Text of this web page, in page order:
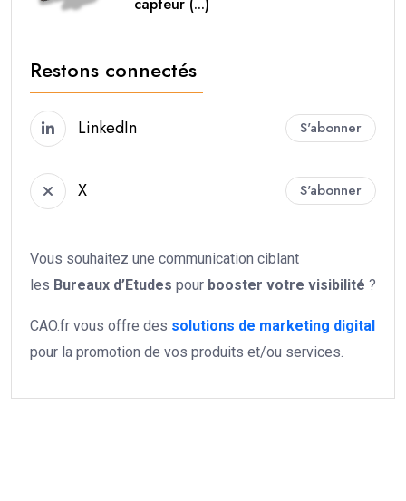
Restons connectés
LinkedIn S'abonner
X S'abonner
Vous souhaitez une communication ciblant
les Bureaux d’Etudes pour booster votre visibilité ?
CAO.fr vous offre des solutions de marketing digital
pour la promotion de vos produits et/ou services.